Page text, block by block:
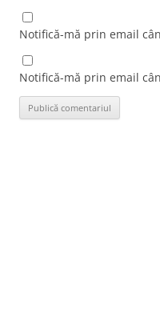
Notifică-mă prin email
Notifică-mă prin email